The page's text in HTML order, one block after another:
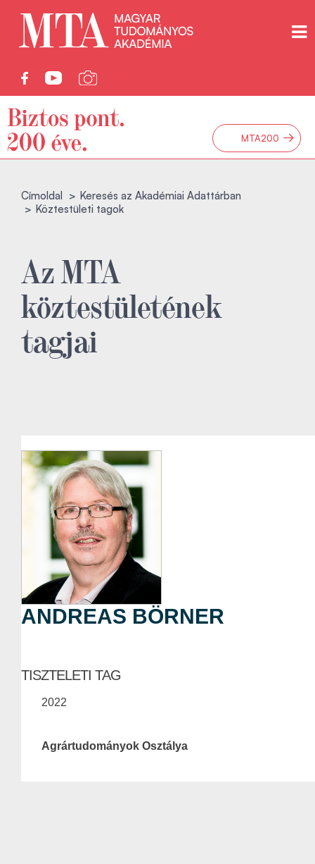
MTA200 →
Címoldal
Keresés az Akadémiai Adattárban
Köztestületi tagok
Az MTA
köztestületének
tagjai
ANDREAS BÖRNER
TISZTELETI TAG
2022
Agrártudományok Osztálya